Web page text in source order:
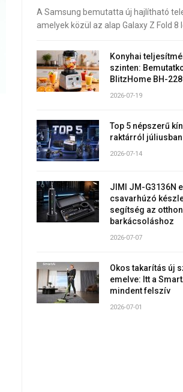
A Samsung bemutatta új hajlítható
amelyek közül az alap Galaxy Z Fold 8
Konyhai
szinten:
BlitzHome BH-
2026-07-19
Top 5 népszerű
raktárról júliusban
2026-07-14
JIMI JM-G3136N
csavarhúzó
segítség az
barkácsoláshoz
2026-07-07
Okos takarítás új
emelve: Itt a
mindent felszív
2026-07-01